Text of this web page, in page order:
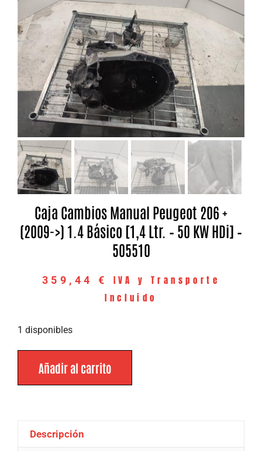
Caja Cambios Manual Peugeot 206 +
(2009->) 1.4 Básico [1,4 Ltr. – 50 KW HDi] –
505510
359,44 €
IVA y Transporte
Incluido
1 disponibles
Añadir al carrito
Descripción